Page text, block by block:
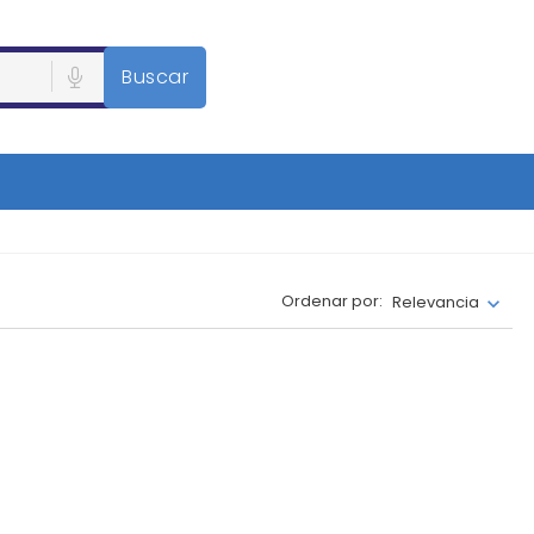
Buscar
Ordenar por: Relevancia